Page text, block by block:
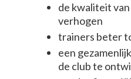
de kwaliteit
verhogen
trainers beter
een
de club te